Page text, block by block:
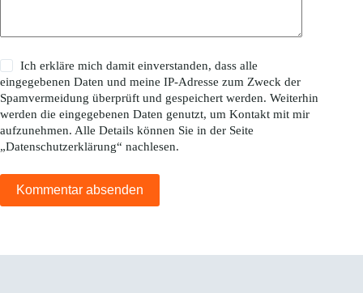
Ich erkläre mich damit einverstanden, dass alle
eingegebenen Daten und meine IP-Adresse zum Zweck der
Spamvermeidung überprüft und gespeichert werden. Weiterhin
werden die eingegebenen Daten genutzt, um Kontakt mit mir
aufzunehmen. Alle Details können Sie in der Seite
„Datenschutzerklärung“ nachlesen.
Kommentar absenden